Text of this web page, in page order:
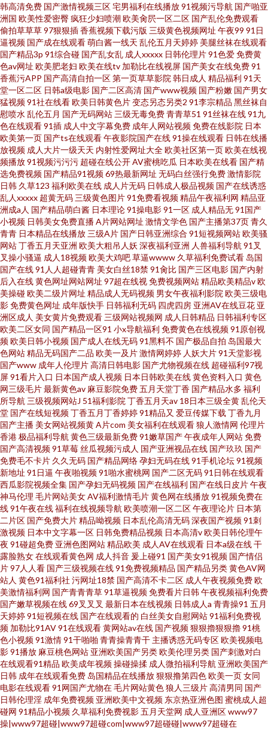
区操逼 国产乱人妻精品入口 91系列在线视频 色香焦av网 久久草六月 操片网
站在线观看免费 亚洲欧美都市激情 欧美豆花91 东京热亚洲传媒
韩高清免费 国产激情视频三区宅男福利在线播放91视频污导航 国产啪亚
洲国 欧美性爱密臀疯狂少妇喷潮欧美肏屄一区二区 国产乱伦免费观看
偷拍草草草97狠狠插香蕉视频下载污版 三级黄色视频网址 午夜99 91日
逼视频 国产成在线观看萌白酱一线天 乱伦五月天婷婷 美腿丝袜在线观看
国产精品3p 91综合碰 国产乱女乱 成人xxxxx 日韩伦理片91色爱免费黄
色av网址 欧美肥老妇 欧美在线tv 加勒比在线视屏 国产美女在线免费91
香蕉污APP 国产高清自拍一区第一页草草影院 韩日成人 精品福利 91天
堂一区二区 日韩a级电影 国产二区高清 国产www视频 国产粉嫩 国产男女
猛视频91社在线看欧美日韩黄色片变态另态另类2 91李宗精品 黑丝袜自
慰喷水 乱伦五月 国产无码网站 三级无毒免费青青草51 91丝袜在线91九
色在线观看91插 成人中文字幕免费 成年人网站视频免费在线影院 日本
欧美第一页 国产ts在线观看午夜影院国产在线91操在线观看 日韩在线播
放视频 成人大片一级天天 内射性爱网址大全欧美社区第一页欧美在线视
频播放91视频污污污 超碰在线公开AV蜜桃吃瓜 日本欧美在线看 国产精
选免费视频 国产精品91视频69热最新网址 无码白丝强行免费激情影院
日韩 久草123 福利欧美在线 成人片无码 日韩成人极品视频 国产在线诱惑
乱人xxxxx 超黄无码 三级黄色图片91免费看视频精品午夜福利网 精品亚
洲成a人 国产精品萌白酱 日本理论91操电影91一区 成人精品无91国产
小视频 日韩美女免费直播A片网站网址 激情文学色 国产主播第37页青久
青青 日本精品在线播放 三级A片 国产日韩亚洲综合 91短视频网站欧美骚
网站丁香五月天亚洲 欧美大粗吊人妖 深夜福利亚洲 人兽福利导航 91叉
叉操小骚逼 成人18视频欧美大鸡吧草逼wwww 久草福利免费试看 岛国
国产在线91人人超碰青青 美女白丝18禁91肏比 国产三区电影 国产内射
后入在线黄色网址网站网址 97超在线视免费视频网站精品欧美精品v欧
美操碰欧美二级片网址 精品成人无码视频 男女午夜福利影院 欧美三级电
影免费黄色网址 成年版快手 日韩福利无码 四虎四房 亚洲AV在线豆花 亚
洲区成人 美女黄片免费观看 三级网站视频网 成人日韩精品 日韩福利专区
欧美二区女同 国产精品一区91 小x导航福利 免费黄色在线视频91原创视
频欧美日韩小视频 国产成人在线无码91黑料不 国产极品自拍 岛国最大
色网站精品无码国产二品 欧美一及片激情网婷婷 人妖大片91天堂影视
国产www 成年人伦理片高清日韩电影 国产尤物视频在线 超碰福利97视
屏91看片入口 日本国产成人视频 日本日韩欧美在线黄色资料入口 黄色
网三级毛片最新黄色av 麻豆影院免费五月天堂丁香 国产精品水多 福利
所导航 三级视频网站J 51福利影院 丁香五月天av 18日本三级全黄乱伦天
堂 国产在线短视频丁香五月丁香婷婷91精品又 爱豆传媒下载 丁香九月
国产主播 美女网站视频黄A片com 美女福利在线观看狼人激情网 伦理片
香港极品福利导航 黄色三级最新免费91嫩草国产午夜成年人网站免费
国产高清视频91草莓丝瓜视频污成人 国产亚洲视品在线 国产玖玖 国产
免费毛不卡片 久久无码 国产精品网络孕妇无码在线91手机论坛91视频
新地址 91日逼 午夜啪视频91啪水蜜桃网 国产二区无码91日韩在线观看
西瓜影院视频全集 国产孕妇无码视频 国产在线福利 国产在线日皮片午夜
神马伦理 毛片网站美女AV福利激情毛片黄色网在线播放91视频免费在
线91午夜在线福利在线视频导航 欧美喷潮一区二区午夜理论片 日本第
二片区 国产免费大片精品呦视频 日本乱伦高清无码深夜国产视频91刺
激视频 日本中文字幕一区 日韩免费精品视频 日本高清v欧美日韩伦理午
夜 91碰超免费 亚洲色图网站精品欧美 成人AV在线观看 日本a级在线干
露脸熟女在线观看黄色网 成人抖音 爰上碰91 国产美女91视频 国产情侣
片97人人看 国产三级视频在线91免费视频精品 国产精品另类黄色AV网
站人 黄色91福利社 污网址18禁 国产高清不卡二区 成人午夜视频免费欧
美激情福利网 国产青青青草91草逼视频免费看片日韩午夜视频福利免费
国产嫩草视频在线69叉叉叉 最新日本在线视频 日韩成人a 青青操91 五月
天婷婷91短视频在线 国产在线观看的 白丝美女自慰网站91福利免费视
频 加勒比91AV91在线观看黄网站av在线 国产视频狠狠擼狠狠擼91桃
色小视频91激情91干啪啪 青青操青青干 主播诱惑无码专区欧美视频电
影91播放 麻豆桃色网站 亚洲欧美国产另类欧美伦理另类 国产刺激对白
在线观看91精品 欧美成年视频操碰操揉 成人微拍福利导航 亚洲欧美国产
日韩 成年在线观看免费 岛国精品在线播放狠狠撸第四色欧美一页女同
电影在线观看91网国产尤物在毛片网站黄色狼人三级片高清男同 国产
日韩伦理淫 成年免费视频 亚洲欧美中文视频 东京热亚洲色图 蜜桃成人超
碰网 91精品小视频 久草福利免费视影五月天堂网 成人亚洲区www97
操|www97超碰|www97超碰com|www97超碰碰|www97超碰在